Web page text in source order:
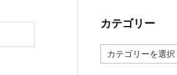
カテゴリー
テ